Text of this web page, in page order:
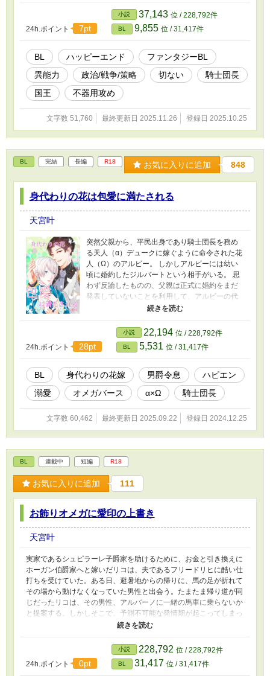
マ国へ使者がやってくる。そして使者にアンドレアスを殺すように
催促されたエヴァンは選択を迫られるが── 愛を知らない不器用な
国王 × 国のために駆ける騎士団長 の切なくも甘くエッチな異世界
ファンタジーBLです
24h.ポイント 7pt
小説 37,143 位 / 228,792件
BL 9,855 位 / 31,417件
BL ハッピーエンド
ファンタジーBL
異能力
政治/戦争/策略 切ない
騎士団長
国王
不器用攻め
文字数 51,760 最終更新日 2025.11.26 登録日 2025.10.25
BL 完結 長編 R18 お気に入りに追加 848
身代わりの花は包愛に満たされる
天宮叶
突然父親から、平民出身であり騎士団長を務め
る天人（α）デュークに嫁ぐように命令された花
人（Ω）のアルビー。 しかしアルビーには幼い
頃に婚約したジルバートという相手がいる。 思
わず反論したものの、父親は正式に婚約をまだ
発表していないことを利用して、アルビーの代
わりに弟のオリビアをジルバートと婚約させる
両思いだと知ったアルビーは、悲しみに暮れて
言葉が出なくなってしまう。 結局、デュークに
嫁ぐことになったアルビー。 初めは、口が悪く
粗暴な態度のデュークのことを怖がっていたア
ルビー。しかし、デュークのストレートな優し
さや言葉に段々と絆されていき、いつの間にか
彼のことを好きになっていって─── 元平民出身
に自信を持てない受け の焦れった可愛いラブラ
ブなお話です 世界観統一のため αを『天人』 Ω
を『花人』 βを『常人』 と表記しています。 基
本的には普通のオメガバースです よろしくお願
いしますm(_ _)m
24h.ポイント 28pt
小説 22,194 位 / 228,792件
BL 5,531 位 / 31,417件
BL 身代わりの花嫁 男爵令息
ハピエン
溺愛
オメガバース α×Ω 騎士団長
文字数 60,462 最終更新日 2025.09.22 登録日 2024.12.25
BL 連載中 短編 R18
お気に入りに追加 111
お飾りオメガに愛印の上書き
天宮叶
実家であるシュピラーレ子爵家を助けるために、お金と引き換えに
ホーガン伯爵家へと嫁いだリコは、夫であるフリードリヒに酷い仕
打ちを受けていた。ある日、避暑地からの帰りに、馬の足が折れて
その場から動けなくなっていた男性と出会う。たまたま帰り道が同
じだったリコは、その男性、アルバーノに一緒の馬車に乗らないか
と提案する。しかしそこで、予測不可能な発情期が起こってしまっ
た。更に番持ちのリコのフェロモンがなぜかアルバーノにも感じる
ことができてしまい、二人は事故で体を繋げてしまう。さらに、番
契約の上書きが行われてしまい……。 不憫なお飾りオメガが、運
命の番と出会い未来を切り開いていくお話 これは許されない恋だ
とわかっていた──
24h.ポイント 0pt
小説 228,792 位 / 228,792件
BL 31,417 位 / 31,417件